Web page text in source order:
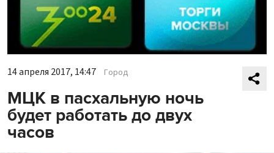
14 апреля 2017, 14:47 Город
МЦК в пасхальную ночь
будет работать до двух
часов